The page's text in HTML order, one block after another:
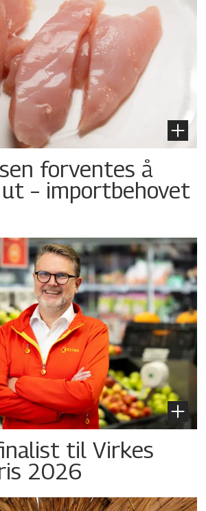
forventes å
– importbehovet
til Virkes
2026